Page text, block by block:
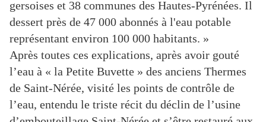
gersoises et 38 communes des Hautes-Pyrénées. Il
dessert près de 47 000 abonnés à l'eau potable
représentant environ 100 000 habitants. »
Après toutes ces explications, après avoir gouté
l’eau à « la Petite Buvette » des anciens Thermes
de Saint-Nérée, visité les points de contrôle de
l’eau, entendu le triste récit du déclin de l’usine